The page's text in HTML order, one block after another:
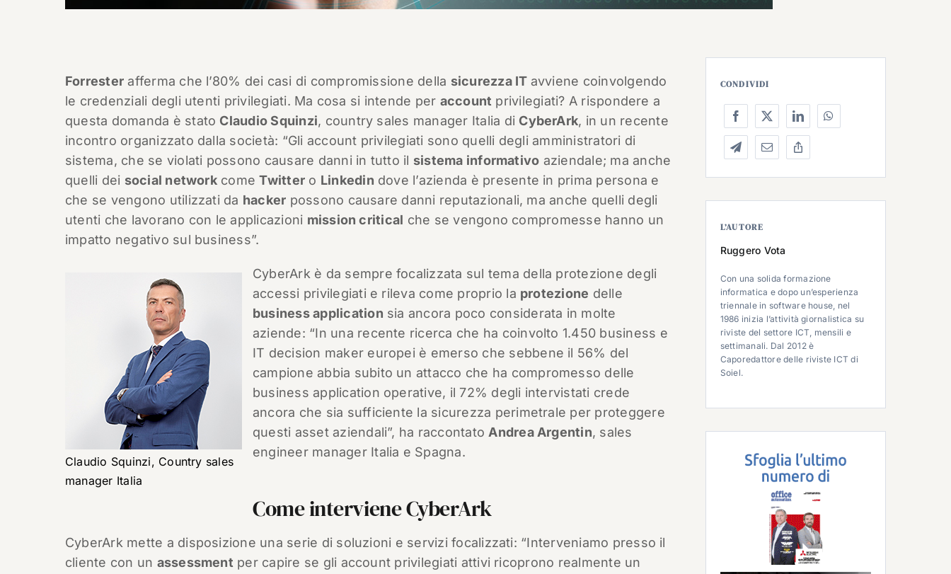
Forrester afferma che l’80% dei casi di compromissione della sicurezza IT avviene coinvolgendo
le credenziali degli utenti privilegiati. Ma cosa si intende per account privilegiati? A rispondere a
questa domanda è stato Claudio Squinzi, country sales manager Italia di CyberArk, in un recente
incontro organizzato dalla società: “Gli account privilegiati sono quelli degli amministratori di
sistema, che se violati possono causare danni in tutto il sistema informativo aziendale; ma anche
quelli dei social networkcomeTwitter o Linkedin dove l’azienda è presente in prima persona e
che se vengono utilizzati da hacker possono causare danni reputazionali, ma anche quelli degli
utenti che lavorano con le applicazioni mission critical che se vengono compromesse hanno un
impatto negativo sul business”.
Claudio Squinzi, Country sales
manager Italia
CyberArk è da sempre focalizzata sul tema della protezione degli
accessi privilegiati e rileva come proprio la protezione delle
business application sia ancora poco considerata in molte
aziende: “In una recente ricerca che ha coinvolto 1.450 business e
IT decision maker europei è emerso che sebbene il 56% del
campione abbia subito un attacco che ha compromesso delle
business application operative, il 72% degli intervistati crede
ancora che sia sufficiente la sicurezza perimetrale per proteggere
questi asset aziendali”, ha raccontato Andrea Argentin, sales
engineer manager Italia e Spagna.
Come interviene CyberArk
CyberArk mette a disposizione una serie di soluzioni e servizi focalizzati: “Interveniamo presso il
cliente con un assessment per capire se gli account privilegiati attivi ricoprono realmente un
CONDIVIDI
L’AUTORE
Ruggero Vota
Con una solida formazione
informatica e dopo un’esperienza
triennale in software house, nel
1986 inizia l’attività giornalistica su
riviste del settore ICT, mensili e
settimanali. Dal 2012 è
Caporedattore delle riviste ICT di
Soiel.